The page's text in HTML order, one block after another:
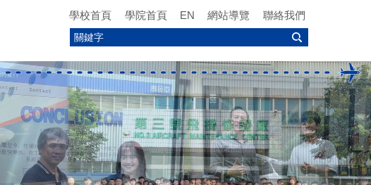
學校首頁 學院首頁 EN 網站導覽 聯絡我們